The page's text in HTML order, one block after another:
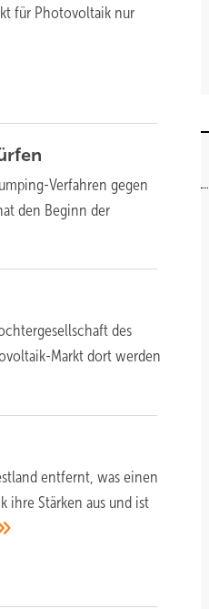
für Photovoltaik nur
Verfahren gegen
den Beginn der
des
Markt dort werden
entfernt, was einen
ihre Stärken aus und ist